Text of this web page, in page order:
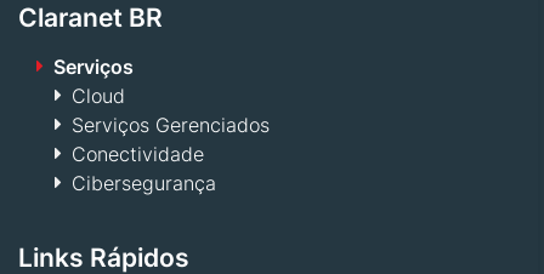
Claranet BR
Serviços
Cloud
Serviços Gerenciados
Conectividade
Cibersegurança
Links Rápidos